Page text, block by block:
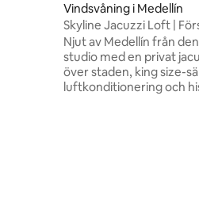
Vindsvåning i Medellín
Skyline Jacuzzi Loft |
Provenza
Njut av Medellín från
studio med en privat
över staden, king size-
luftkonditionering och